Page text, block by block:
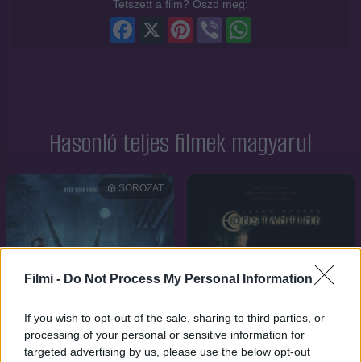
Filmi - Do Not Process My Personal Information
If you wish to opt-out of the sale, sharing to third parties, or
processing of your personal or sensitive information for
targeted advertising by us, please use the below opt-out
Tetszett a film? Oszd meg:
Viber
Pinterest
Facebook
Hasonló teljes filmek magyarul
SOROZAT